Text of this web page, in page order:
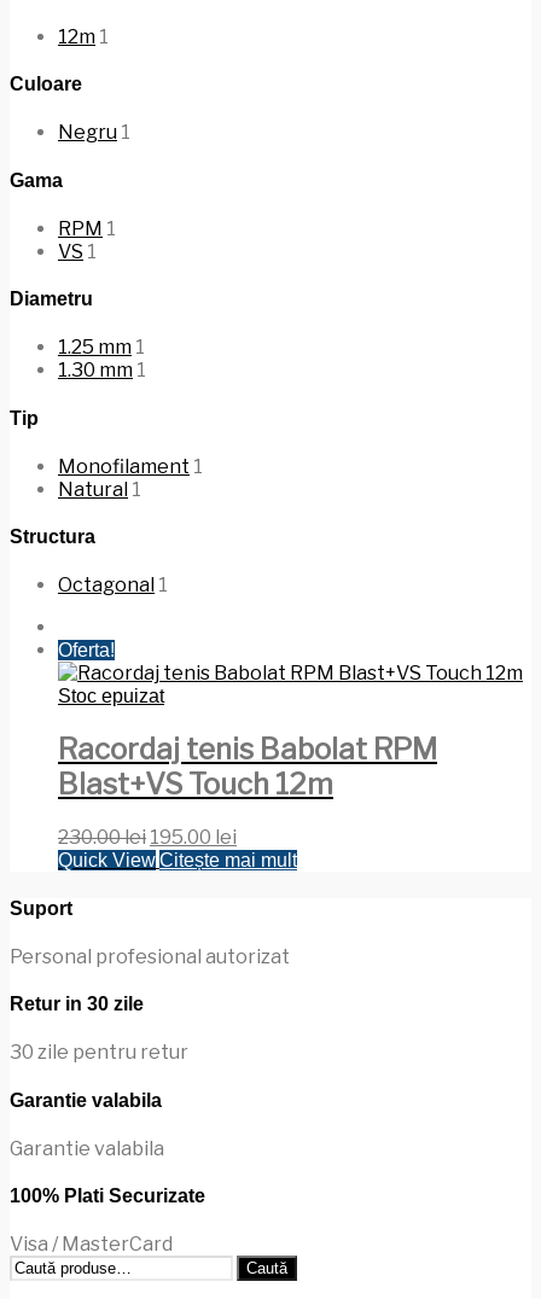
12m 1
Culoare
Negru 1
Gama
RPM 1
VS 1
Diametru
1.25 mm 1
1.30 mm 1
Tip
Monofilament 1
Natural 1
Structura
Octagonal 1
Oferta!
Stoc epuizat
Racordaj tenis Babolat RPM
Blast+VS Touch 12m
230.00lei Prețul
inițial
195.00 lei
curent
Quick ViewCitește mai mult
Suport
Personal profesional autorizat
Retur in 30 zile
30 zile pentru retur
Garantie valabila
Garantie valabila
100% Plati Securizate
Visa / MasterCard
Caută
după:
Caută